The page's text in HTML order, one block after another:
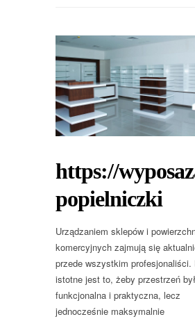
https://
popielniczki
Urządzaniem sklepów i
komercyjnych zajmują się
przede wszystkim profesjonaliści.
istotne jest to, żeby przestrzeń
funkcjonalna i praktyczna, lecz
jednocześnie maksymalnie